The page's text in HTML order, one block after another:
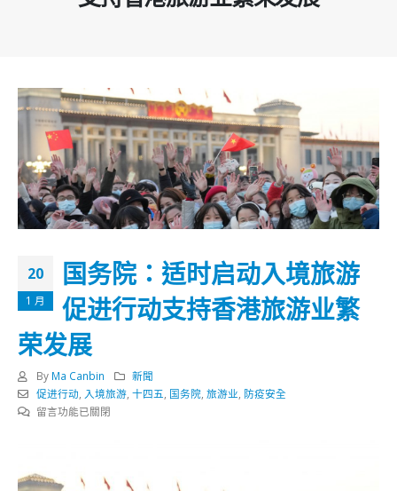
20
1 月
国务院：适时启动入境旅游
促进行动支持香港旅游业繁
荣发展
By Ma Canbin
新聞
促进行动, 入境旅游, 十四五, 国务院, 旅游业, 防疫安全
在
适
留言功能已關閉